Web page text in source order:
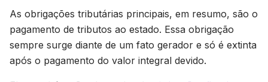
As obrigações tributárias principais, em resumo, são o
pagamento de tributos ao estado. Essa obrigação
sempre surge diante de um fato gerador e só é extinta
após o pagamento do valor integral devido.